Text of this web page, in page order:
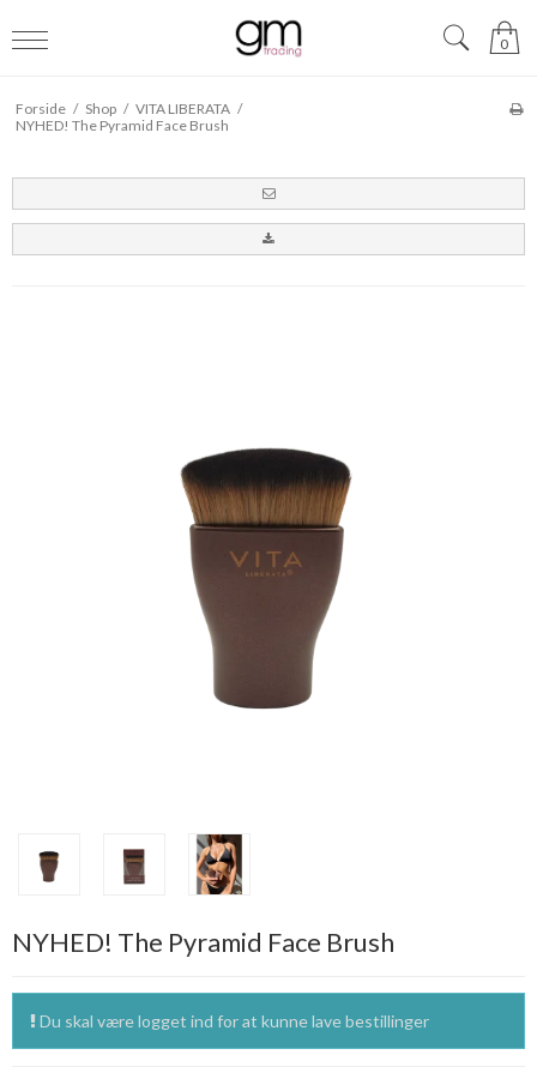
0
Forside / Shop / VITA LIBERATA /
NYHED! The Pyramid Face Brush
NYHED! The Pyramid Face Brush
Du skal være logget ind for at kunne lave bestillinger